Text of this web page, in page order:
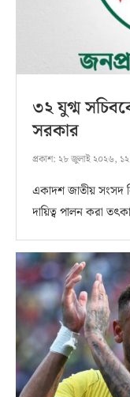
৩২ যুগ্ম
সরকার
প্রকাশ: ২৮ জুলাই ২০২৬,
একাদশ জাতীয় সংসদ
দায়িত্ব পালন করা